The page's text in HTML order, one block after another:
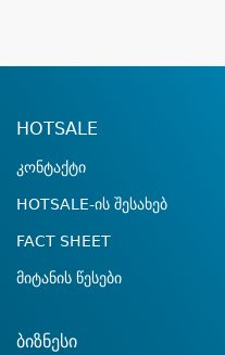
HOTSALE
კონტაქტი
HOTSALE-ის შესახებ
FACT SHEET
მიტანის წესები
ბიზნესი